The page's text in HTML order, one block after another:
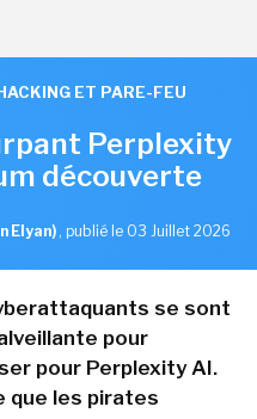
ET PARE-FEU
Perplexity
découverte
Elyan) , publié le 03 Juillet 2026
se sont
pour
pour Perplexity AI.
que les pirates